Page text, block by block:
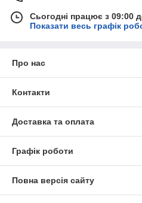
Сьогодні працює з 09:00
Показати весь графік
Про нас
Контакти
Доставка та оплата
Графік роботи
Повна версія сайту